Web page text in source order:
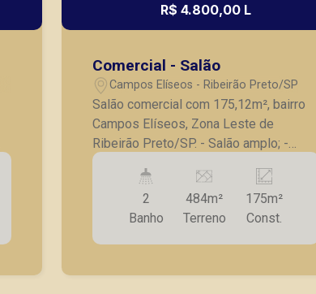
R$ 4.800,00 L
Comercial - Salão
Campos Elíseos - Ribeirão Preto/SP
Salão comercial com 175,12m², bairro
Campos Elíseos, Zona Leste de
Ribeirão Preto/SP. - Salão amplo; -
Copa; - 2 banheiros; - Área de serviço; -
Estacionamento com frente recuada; -
Excelente localização. Seja para vender,
alugar ou adquirir seu imóvel entre em
contato com a Piramid Imóveis, a sua
2
Banho
484m²
Terreno
175m²
Const.